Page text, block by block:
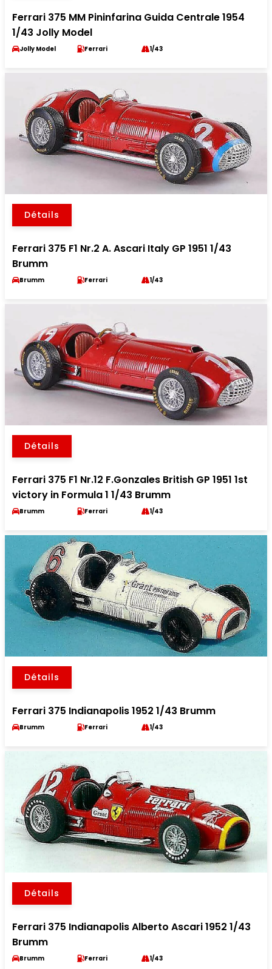
Ferrari 375 MM Pininfarina Guida Centrale 1954
1/43 Jolly Model
Jolly Model Ferrari 1/43
Détails
Ferrari 375 F1 Nr.2 A. Ascari Italy GP 1951 1/43
Brumm
Brumm Ferrari 1/43
Détails
Ferrari 375 F1 Nr.12 F.Gonzales British GP 1951 1st
victory in Formula 1 1/43 Brumm
Brumm Ferrari 1/43
Détails
Ferrari 375 Indianapolis 1952 1/43 Brumm
Brumm Ferrari 1/43
Détails
Ferrari 375 Indianapolis Alberto Ascari 1952 1/43
Brumm
Brumm Ferrari 1/43